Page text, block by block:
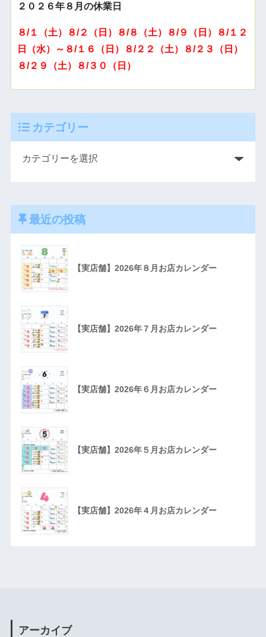
２０２６年８月の休業日
８/１（土）８/２（日）８/８（土）８/９（日）８/１２
日（水）～８/１６（日）８/２２（土）８/２３（日）
８/２９（土）８/３０（日）
カテゴリー
最近の投稿
【実店舗】2026年８月お店カレンダー
【実店舗】2026年７月お店カレンダー
【実店舗】2026年６月お店カレンダー
【実店舗】2026年５月お店カレンダー
【実店舗】2026年４月お店カレンダー
アーカイブ